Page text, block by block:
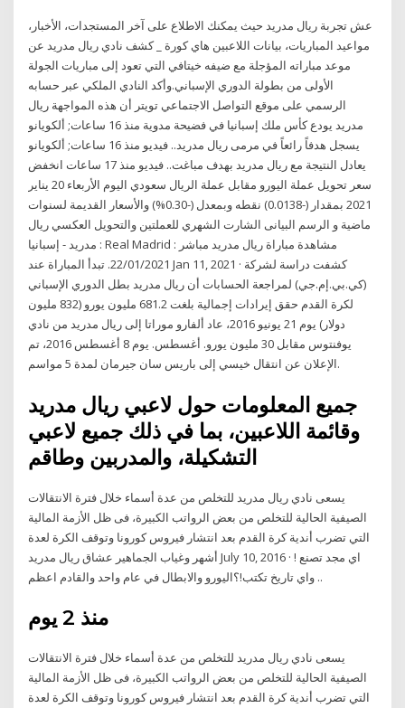
عش تجربة ريال مدريد حيث يمكنك الاطلاع على آخر المستجدات، الأخبار،
مواعيد المباريات، بيانات اللاعبين هاي كورة _ كشف نادي ريال مدريد عن
موعد مباراته المؤجلة مع ضيفه خيتافي التي تعود إلى مباريات الجولة
الأولى من بطولة الدوري الإسباني.وأكد النادي الملكي عبر حسابه
الرسمي على موقع التواصل الاجتماعي تويتر أن هذه المواجهة ريال
مدريد يودع كأس ملك إسبانيا في فضيحة مدوية منذ 16 ساعات; ألكويانو
يسجل هدفاً رائعاً في مرمى ريال مدريد.. فيديو منذ 16 ساعات; ألكويانو
يعادل النتيجة مع ريال مدريد بهدف مباغت.. فيديو منذ 17 ساعات انخفض
سعر تحويل عملة اليورو مقابل عملة الريال سعودي اليوم الأربعاء 20 يناير
2021 بمقدار (-0.0138) نقطه وبمعدل (-0.30%) والأسعار القديمة لسنوات
ماضية و الرسم البيانى الشارت الشهري للعملتين والتحويل العكسي ريال
مدريد - إسبانيا : Real Madrid : مشاهدة مباراة ريال مدريد مباشر
22/01/2021. تبدأ المباراة عند Jan 11, 2021 · كشفت دراسة لشركة
(كي.بي.إم.جي) لمراجعة الحسابات أن ريال مدريد بطل الدوري الإسباني
لكرة القدم حقق إيرادات إجمالية بلغت 681.2 مليون يورو (832 مليون
دولار) يوم 21 يونيو 2016، عاد ألفارو موراتا إلى ريال مدريد من نادي
يوفنتوس مقابل 30 مليون يورو. أغسطس. يوم 8 أغسطس 2016، تم
الإعلان عن انتقال خيسي إلى باريس سان جيرمان لمدة 5 مواسم.
جميع المعلومات حول لاعبي ريال مدريد
وقائمة اللاعبين، بما في ذلك جميع لاعبي
التشكيلة، والمدربين وطاقم
يسعى نادي ريال مدريد للتخلص من عدة أسماء خلال فترة الانتقالات
الصيفية الحالية للتخلص من بعض الرواتب الكبيرة، فى ظل الأزمة المالية
التي تضرب أندية كرة القدم بعد انتشار فيروس كورونا وتوقف الكرة لعدة
أشهر وغياب الجماهير عشاق ريال مدريد July 10, 2016 · اي مجد تصنع !
واي تاريخ تكتب!؟اليورو والابطال في عام واحد والقادم اعظم ..
منذ 2 يوم
يسعى نادي ريال مدريد للتخلص من عدة أسماء خلال فترة الانتقالات
الصيفية الحالية للتخلص من بعض الرواتب الكبيرة، فى ظل الأزمة المالية
التي تضرب أندية كرة القدم بعد انتشار فيروس كورونا وتوقف الكرة لعدة